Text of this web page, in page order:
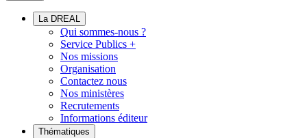
La DREAL
Qui sommes-nous ?
Service Publics +
Nos missions
Organisation
Contactez nous
Nos ministères
Recrutements
Informations éditeur
Thématiques